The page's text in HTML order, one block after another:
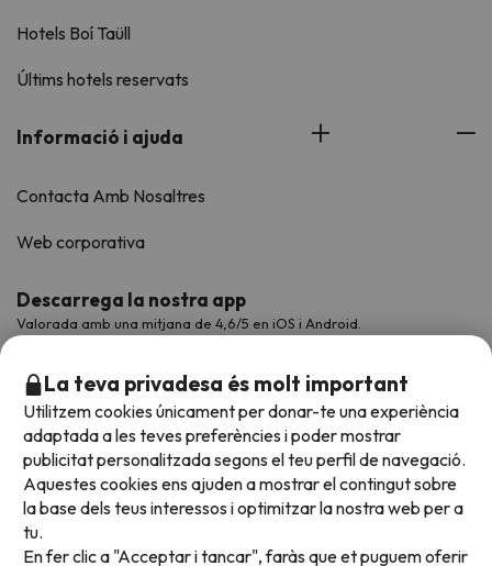
Hotels Boí Taüll
Últims hotels reservats
Informació i ajuda
Contacta Amb Nosaltres
Web corporativa
Descarrega la nostra app
Valorada amb una mitjana de 4,6/5 en iOS i Android.
La teva privadesa és molt important
Utilitzem cookies únicament per donar-te una experiència
adaptada a les teves preferències i poder mostrar
publicitat personalitzada segons el teu perfil de navegació.
Aquestes cookies ens ajuden a mostrar el contingut sobre
la base dels teus interessos i optimitzar la nostra web per a
tu.
En fer clic a "Acceptar i tancar", faràs que et puguem oferir